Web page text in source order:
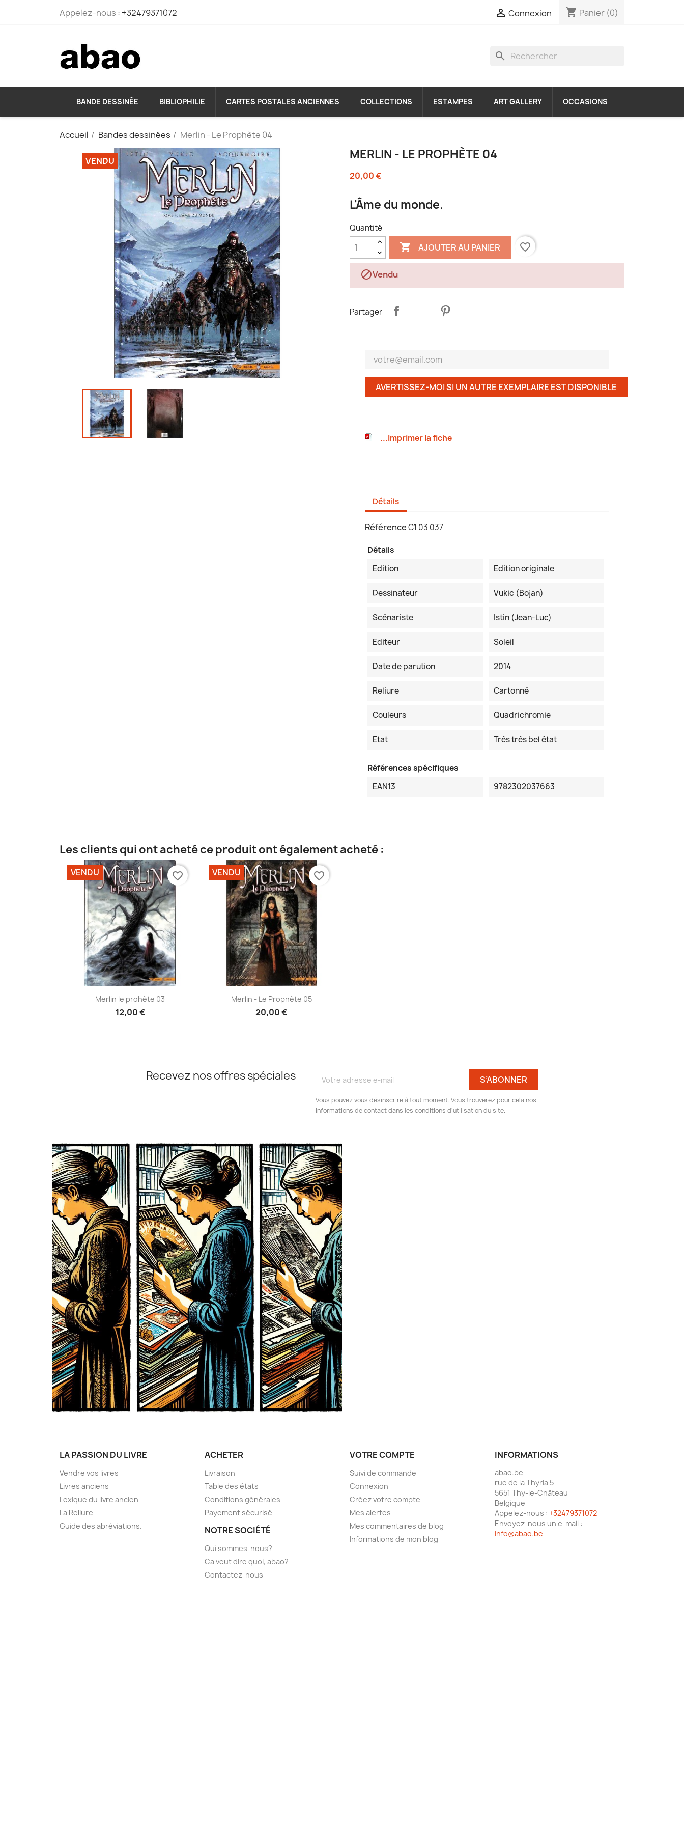
Appelez-nous : +32479371072  Connexion shopping_cart Panier (0)
search
BANDE DESSINÉE BIBLIOPHILIE CARTES POSTALES ANCIENNES COLLECTIONS ESTAMPES ART GALLERY OCCASIONS
Accueil Bandes dessinées Merlin - Le Prophète 04
VENDU MERLIN - LE PROPHÈTE 04
20,00 €
L'Âme du monde.
Quantité
 AJOUTER AU PANIER favorite_border
Vendu
Partager
AVERTISSEZ-MOI SI UN AUTRE EXEMPLAIRE EST DISPONIBLE
...Imprimer la fiche
Détails
RéférenceC1 03 037
Détails
Edition
Edition originale
Dessinateur Vukic (Bojan)
Scénariste Istin (Jean-Luc)
Editeur Soleil
Date de parution 2014
Reliure Cartonné
Couleurs Quadrichromie
Etat Très très bel état
Références spécifiques
EAN13
9782302037663
Les clients qui ont acheté ce produit ont également acheté :
Aperçu rapide
Merlin le prohète 03
12,00 €
VENDU favorite_border
Aperçu rapide
Merlin - Le Prophète 05
20,00 €
VENDU favorite_border
Recevez nos offres spéciales
Vous pouvez vous désinscrire à tout moment. Vous trouverez pour cela nos
informations de contact dans les conditions d'utilisation du site.
LA PASSION DU LIVRE
Vendre vos livres
Livres anciens
Lexique du livre ancien
La Reliure
Guide des abréviations.
ACHETER
Livraison
Table des états
Conditions générales
Payement sécurisé
NOTRE SOCIÉTÉ
Qui sommes-nous?
Ca veut dire quoi, abao?
Contactez-nous
VOTRE COMPTE
Suivi de commande
Connexion
Créez votre compte
Mes alertes
Mes commentaires de blog
Informations de mon blog
INFORMATIONS
abao.be
rue de la Thyria 5
5651 Thy-le-Château
Belgique
Appelez-nous : +32479371072
Envoyez-nous un e-mail :
info@abao.be